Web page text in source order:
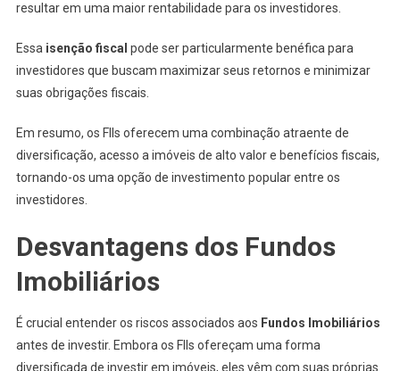
resultar em uma maior rentabilidade para os investidores.
Essa isenção fiscal pode ser particularmente benéfica para
investidores que buscam maximizar seus retornos e minimizar
suas obrigações fiscais.
Em resumo, os FIIs oferecem uma combinação atraente de
diversificação, acesso a imóveis de alto valor e benefícios fiscais,
tornando-os uma opção de investimento popular entre os
investidores.
Desvantagens dos Fundos
Imobiliários
É crucial entender os riscos associados aos Fundos Imobiliários
antes de investir. Embora os FIIs ofereçam uma forma
diversificada de investir em imóveis, eles vêm com suas próprias